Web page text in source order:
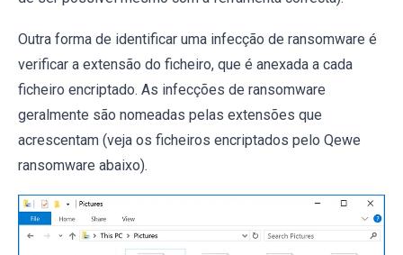
Outra forma de identificar uma infecção de ransomware é
verificar a extensão do ficheiro, que é anexada a cada
ficheiro encriptado. As infecções de ransomware
geralmente são nomeadas pelas extensões que
acrescentam (veja os ficheiros encriptados pelo Qewe
ransomware abaixo).